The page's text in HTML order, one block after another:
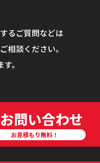
るご質問などは
相談ください。
。
お問い合わせ
お見積もり無料！